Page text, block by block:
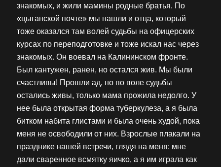
знакомых, и жили мамины родные братья. По
«цыганской почте» мы нашли и отца, который
тоже оказался там волей судьбы на офицерских
курсах по переподготовке и тоже искал нас через
знакомых. Он воевал на Калининском фронте.
Был кантужен, ранен, но остался жив. Мы были
счастливы! Прошли ад, но по воле судьбы
остались живы, только мама прожила недолго. У
нее была открытая форма туберкулеза, а я была
битком набита глистами и была очень худой, пока
меня не освободили от них. Взрослые плакали на
празднике нашей встречи, глядя на меня: мне
дали сваренное всмятку яичко, а я им играла как